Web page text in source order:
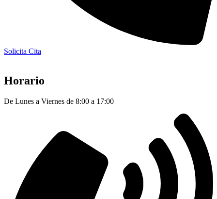
Solicita Cita
Horario
De Lunes a Viernes de 8:00 a 17:00